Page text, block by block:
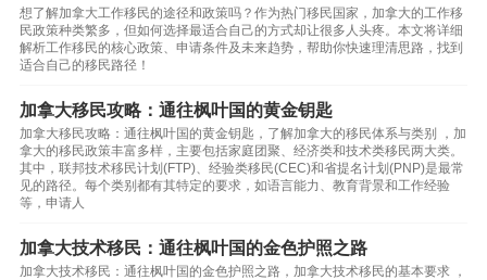
想了解加拿大工作移民的途径和政策吗？作为热门移民国家，加拿大的工作移
民政策种类繁多，但如何选择最适合自己的方式却让很多人头疼。本文将详细
解析工作移民的核心政策、申请条件及未来趋势，帮助你快速理清思路，找到
适合自己的移民路径！
加拿大移民攻略：通往枫叶国的黄金钥匙
加拿大移民攻略：通往枫叶国的黄金钥匙，了解加拿大的移民体系与类别 ，加
拿大的移民政策丰富多样，主要包括家庭团聚、经济类和技术类移民两大类。
其中，联邦技术移民计划(FTP)、经验类移民(CEC)和省提名计划(PNP)是最常
见的路径。每个类别都有其特定的要求，如语言能力、教育背景和工作经验
等，申请人
加拿大技术移民：通往枫叶国的金色护照之路
加拿大技术移民：通往枫叶国的金色护照之路，加拿大技术移民的基本要求 ，